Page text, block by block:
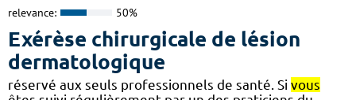
relevance: 50%
Exérèse chirurgicale de lésion
dermatologique
réservé aux seuls professionnels de santé. Si vous